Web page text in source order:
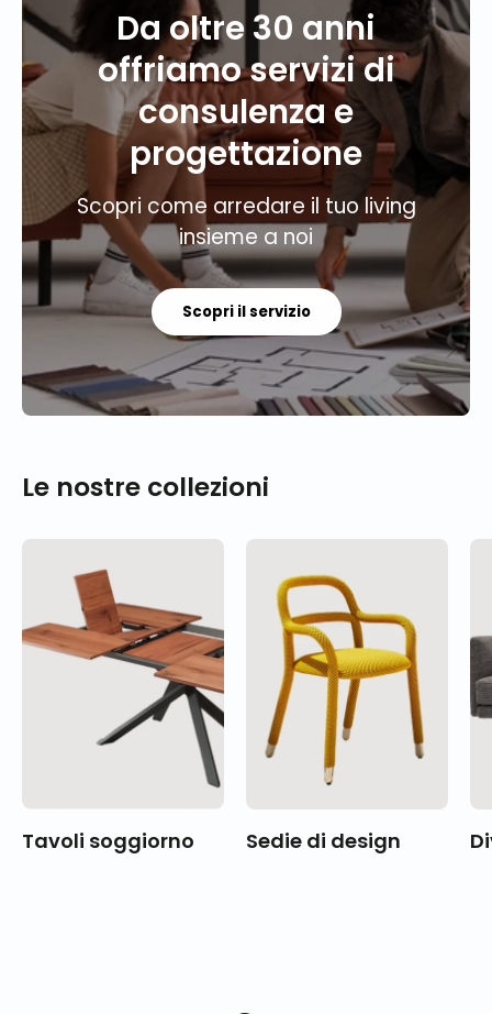
Da oltre 30 anni
offriamo servizi di
consulenza e
progettazione
Scopri come arredare il tuo living
insieme a noi
Scopri il servizio
Le nostre collezioni
Tavoli soggiorno Sedie di design